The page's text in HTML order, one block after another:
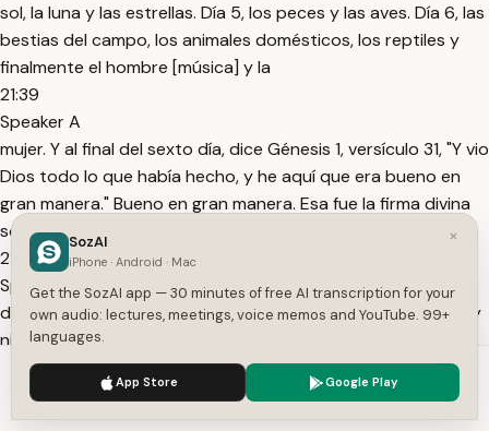
sol, la luna y las estrellas. Día 5, los peces y las aves. Día 6, las
bestias del campo, los animales domésticos, los reptiles y
finalmente el hombre [música] y la
21:39
Speaker A
mujer. Y al final del sexto día, dice Génesis 1, versículo 31, "Y vio
Dios todo lo que había hecho, y he aquí que era bueno en
gran manera." Bueno en gran manera. Esa fue la firma divina
sobre toda la creación original. No hay
21:58
Speaker A
demonios en ese párrafo. No hay espíritus inmundos. No hay
ningún ser hostil en el inventario inicial del creador. Y aún así,
ábrelo en los evangelios y los demonios están en todas
partes. [música] Mateo 4, Marcos 5, Lucas 8, Juan 8.
22:19
We use cookies to enhance your experience.
×
SozAI
iPhone · Android · Mac
Get the SozAI app — 30 minutes of free AI transcription for your
own audio: lectures, meetings, voice memos and YouTube. 99+
languages.
App Store Google Play